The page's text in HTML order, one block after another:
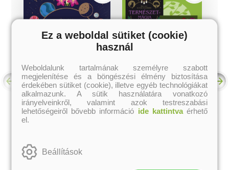
Asztromágia
Eredeti ár:
5 490 Ft
Akciós ár:
Mágia könyvcsomag
Ez a weboldal sütiket (cookie)
használ
Weboldalunk tartalmának személyre szabott
megjelenítése és a böngészési élmény biztosítása
érdekében sütiket (cookie), illetve egyéb technológiákat
alkalmazunk. A sütik használatára vonatkozó
irányelveinkről, valamint azok testreszabási
lehetőségeiről bővebb információ ide kattintvaérhető
el.
Beállítások